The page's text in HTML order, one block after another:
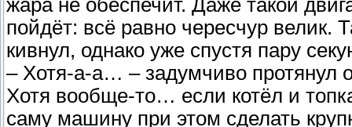
пойдёт: всё равно чересчур
кивнул, однако уже спустя пару
– Хотя-а-а… – задумчиво протянул
Хотя вообще-то… если котёл и
саму машину при этом сделать